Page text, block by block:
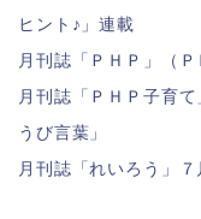
ヒント♪」連載
月刊誌「ＰＨＰ」（
月刊誌「ＰＨＰ子育
うび言葉」
月刊誌「れいろう」７